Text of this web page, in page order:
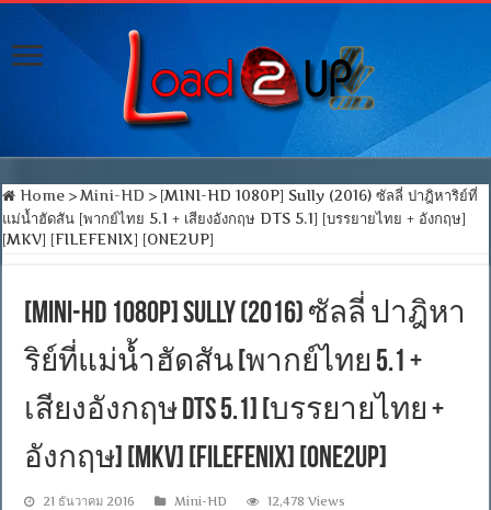
Home > Mini-HD > [MINI-HD 1080P] Sully (2016) ซัลลี่ ปาฎิหาริย์ที่
แม่น้ำฮัดสัน [พากย์ไทย 5.1 + เสียงอังกฤษ DTS 5.1] [บรรยายไทย + อังกฤษ]
[MKV] [FILEFENIX] [ONE2UP]
[MINI-HD 1080P] Sully (2016) ซัลลี่ ปาฎิหา
ริย์ที่แม่น้ำฮัดสัน [พากย์ไทย 5.1 +
เสียงอังกฤษ DTS 5.1] [บรรยายไทย +
อังกฤษ] [MKV] [FILEFENIX] [ONE2UP]
21 ธันวาคม 2016 Mini-HD 12,478 Views